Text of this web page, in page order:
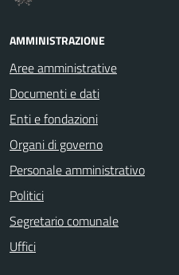
AMMINISTRAZIONE
Aree amministrative
Documenti e dati
Enti e fondazioni
Organi di governo
Personale amministrativo
Politici
Segretario comunale
Uffici